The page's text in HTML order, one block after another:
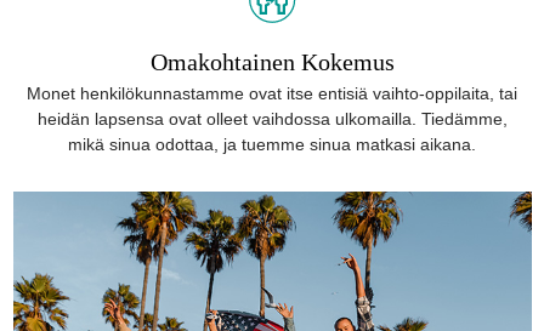
Omakohtainen Kokemus
Monet henkilökunnastamme ovat itse entisiä vaihto-oppilaita, tai
heidän lapsensa ovat olleet vaihdossa ulkomailla. Tiedämme,
mikä sinua odottaa, ja tuemme sinua matkasi aikana.